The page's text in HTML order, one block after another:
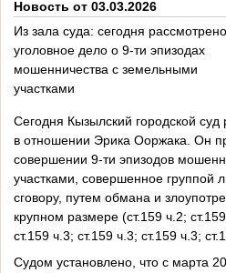
Новость от 03.03.2026
Из зала суда: сегодня рассмотрено
уголовное дело о 9-ти эпизодах
мошенничества с земельными
участками
Сегодня Кызылский городской
в отношении Эрика Ооржака. Он
совершении 9-ти эпизодов
участками, совершенное группой
сговору, путем обмана и
крупном размере (ст.159 ч.2;
ст.159 ч.3; ст.159 ч.3; ст.159 ч.3;
Судом установлено, что с марта